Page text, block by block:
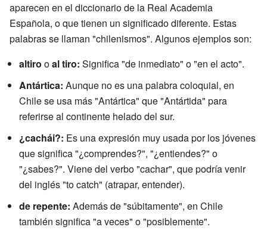
aparecen en el diccionario de la Real Academia
Española, o que tienen un significado diferente. Estas
palabras se llaman "chilenismos". Algunos ejemplos son:
altiro oal tiro: Significa "de inmediato" o "en el acto".
Antártica: Aunque no es una palabra coloquial, en
Chile se usa más "Antártica" que "Antártida" para
referirse al continente helado del sur.
¿cachái?: Es una expresión muy usada por los jóvenes
que significa "¿comprendes?", "¿entiendes?" o
"¿sabes?". Viene del verbo "cachar", que podría venir
del inglés "to catch" (atrapar, entender).
de repente: Además de "súbitamente", en Chile
también significa "a veces" o "posiblemente".